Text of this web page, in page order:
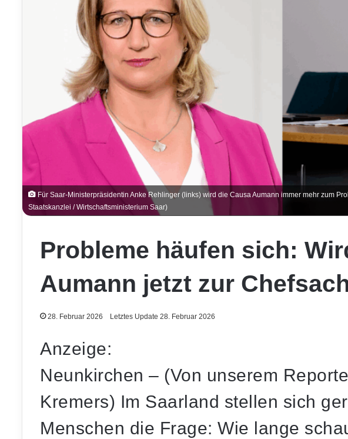
Für Saar-Ministerpräsidentin Anke Rehlinger (links) wird die Causa Aumann immer mehr zum
Staatskanzlei / Wirtschaftsministerium Saar)
Probleme häufen sich:
Aumann jetzt zur
28. Februar 2026 Letztes Update 28. Februar 2026
Anzeige:
Neunkirchen – (Von unserem
Kremers) Im Saarland stellen sich
Menschen die Frage: Wie lange